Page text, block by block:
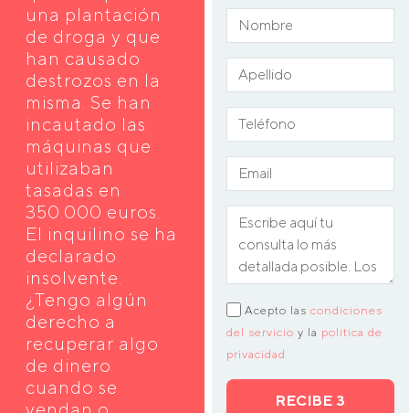
una plantación
de droga y que
han causado
destrozos en la
misma. Se han
incautado las
máquinas que
utilizaban
tasadas en
350.000 euros.
El inquilino se ha
declarado
insolvente.
¿Tengo algún
derecho a
recuperar algo
de dinero
cuando se
Acepto las condiciones
del servicio y la política de
privacidad
RECIBE 3